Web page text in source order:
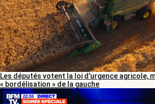
Les députés votent la loi d’urgence agricole,
« bordélisation » de la gauche